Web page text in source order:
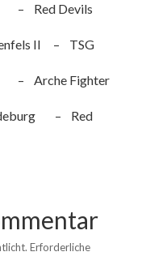
Red Devils
II – TSG
Fighter
– Red
Erforderliche